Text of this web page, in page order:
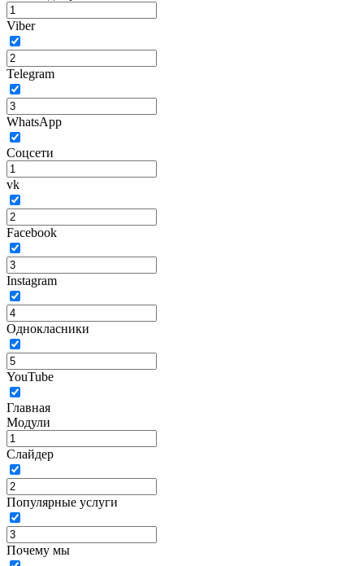
Viber
Telegram
WhatsApp
Соцсети
vk
Facebook
Instagram
Однокласники
YouTube
Главная
Модули
Слайдер
Популярные услуги
Почему мы